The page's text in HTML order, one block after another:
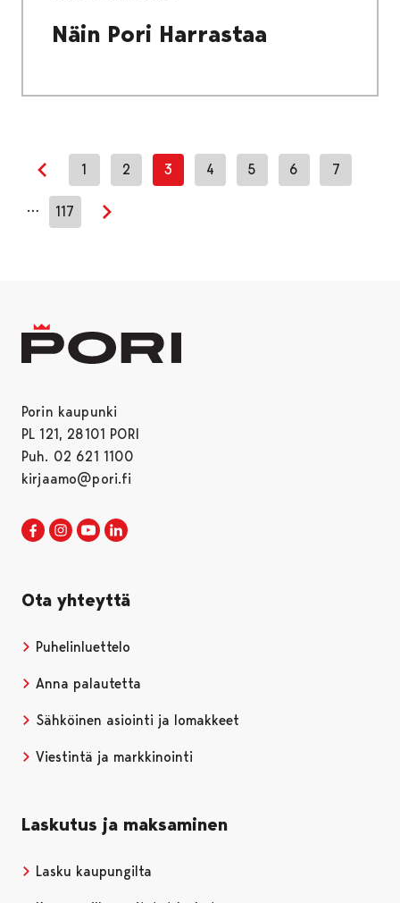
Näin Pori Harrastaa
Edellinen sivu
1 2 3 4 5 6 7
… 117
Seuraava sivu
Porin kaupunki
PL 121, 28101 PORI
Puh. 02 621 1100
kirjaamo@pori.fi
Porin kaupunki Facebookissa
Avautuu uudessa välilehdessä
Porin kaupunki Instagramissa
Avautuu uudessa välilehdessä
Porin kaupunki Youtubessa
Avautuu uudessa välilehdessä
Ota yhteyttä
Puhelinluettelo
Anna palautetta
Sähköinen asiointi ja lomakkeet
Viestintä ja markkinointi
Laskutus ja maksaminen
Lasku kaupungilta